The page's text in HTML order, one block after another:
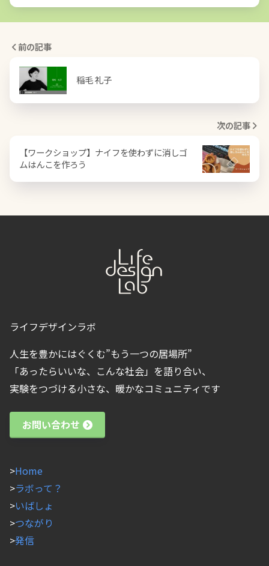
前の記事
稲毛 礼子
次の記事
【ワークショップ】ナイフを使わずに消しゴ
ムはんこを作ろう
ライフデザインラボ
人生を豊かにはぐくむ”もう一つの居場所”
「あったらいいな、こんな社会」を語り合い、
実験をつづける小さな、暖かなコミュニティです
お問い合わせ
>Home
>ラボって？
>いばしょ
>つながり
>発信